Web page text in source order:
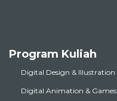
Program Kuliah
Digital Design & Illustration
Digital Animation & Games